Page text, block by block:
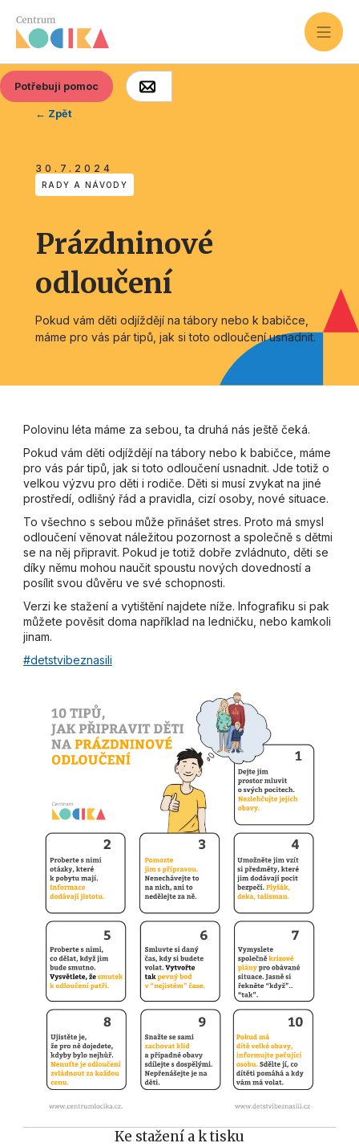
Potřebuji pomoc
← Zpět
30.7.2024
RADY A NÁVODY
Prázdninové
odloučení
Pokud vám děti odjíždějí na tábory nebo k babičce,
máme pro vás pár tipů, jak si toto odloučení usnadnit.
Polovinu léta máme za sebou, ta druhá nás ještě čeká.
Pokud vám děti odjíždějí na tábory nebo k babičce, máme
pro vás pár tipů, jak si toto odloučení usnadnit. Jde totiž o
velkou výzvu pro děti i rodiče. Děti si musí zvykat na jiné
prostředí, odlišný řád a pravidla, cizí osoby, nové situace.
To všechno s sebou může přinášet stres. Proto má smysl
odloučení věnovat náležitou pozornost a společně s dětmi
se na něj připravit. Pokud je totiž dobře zvládnuto, děti se
díky němu mohou naučit spoustu nových dovedností a
posílit svou důvěru ve své schopnosti.
Verzi ke stažení a vytištění najdete níže. Infografiku si pak
můžete pověsit doma například na ledničku, nebo kamkoli
jinam.
#detstvibeznasili
Ke stažení a k tisku